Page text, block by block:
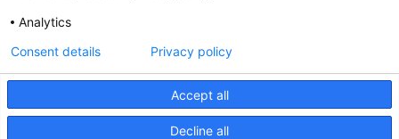
cgtcatalunya
Desenvolupat per
Analytics
Accept all
Decline all
Consent details Privacy policy